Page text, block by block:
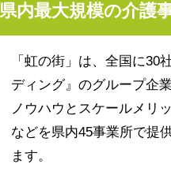
県内最大規模の介護
「虹の街」は、全国に30
ディング』のグループ企
ノウハウとスケールメリ
などを県内45事業所で提
ます。